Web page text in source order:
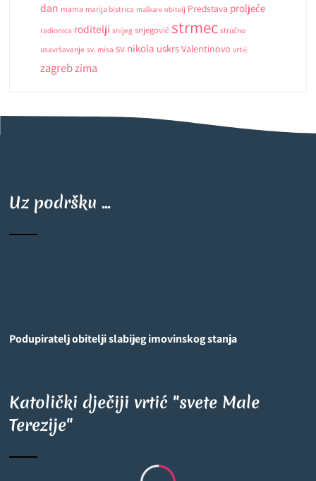
dan mama marija bistrica maškare obitelj Predstava proljeće
radionica roditelji snijeg snjegović strmec stručno
usavršavanje sv. misa sv nikola uskrsValentinovo vrtić
zagrebzima
Uz podršku ...
Podupiratelj obitelji slabijeg imovinskog stanja
Katolički dječiji vrtić "svete Male
Terezije"